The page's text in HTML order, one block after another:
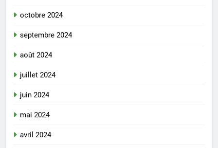
octobre 2024
septembre 2024
août 2024
juillet 2024
juin 2024
mai 2024
avril 2024